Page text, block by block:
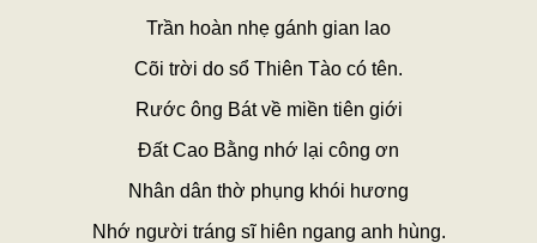
Trần hoàn nhẹ gánh gian lao
Cõi trời do sổ Thiên Tào có tên.
Rước ông Bát về miền tiên giới
Đất Cao Bằng nhớ lại công ơn
Nhân dân thờ phụng khói hương
Nhớ người tráng sĩ hiên ngang anh hùng.